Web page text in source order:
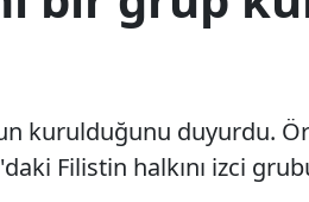
kurulduğunu duyurdu.
Filistin halkını izci